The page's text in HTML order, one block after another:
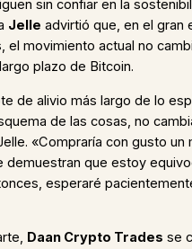
sin confiar en la
Jelle advirtió que, en el gran
el movimiento actual no
plazo de Bitcoin.
de alivio más largo de lo
de las cosas, no
«Compraría con gusto un
demuestran que estoy
esperaré
Daan Crypto Trades se